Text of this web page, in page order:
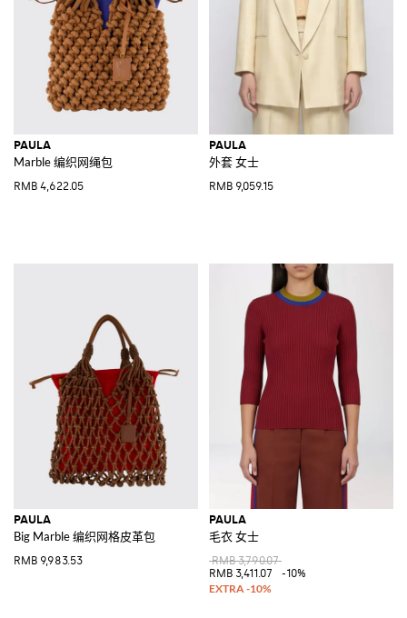
PAULA
Marble 编织网绳包
RMB 4,622.05
PAULA
外套 女士
RMB 9,059.15
PAULA
Big Marble 编织网格皮革包
RMB 9,983.53
PAULA
毛衣 女士
RMB 3,790.07
RMB 3,411.07
-10%